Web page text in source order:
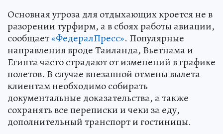
Основная угроза для отдыхающих кроется не в
разорении турфирм, а в сбоях работы авиации,
сообщает«ФедералПресс». Популярные
направления вроде Таиланда, Вьетнама и
Египта часто страдают от изменений в графике
полетов. В случае внезапной отмены вылета
клиентам необходимо собирать
документальные доказательства, а также
сохранять все переписки и чеки за еду,
дополнительный транспорт и гостиницы.